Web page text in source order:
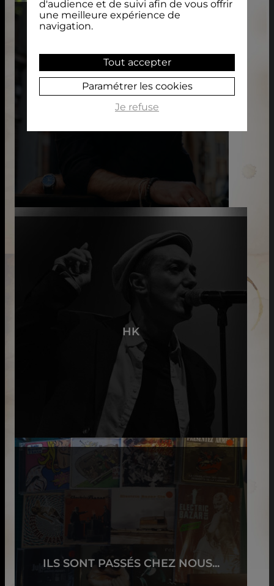
GUILLAUME LOPEZ
HK
ILS SONT PASSÉS CHEZ NOUS...
d'audience et de suivi afin de vous offrir
une meilleure expérience de
navigation.
Tout accepter
Paramétrer les cookies
Je refuse